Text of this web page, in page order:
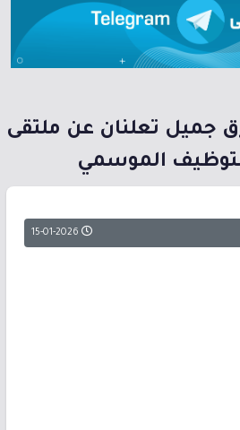
جميل تعلنان عن ملتقى
الموسمي
15-01-2026